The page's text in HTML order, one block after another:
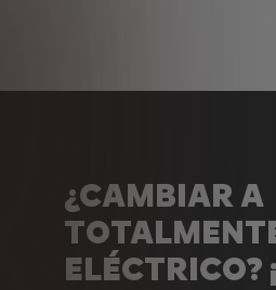
¿CAMBIAR A
ELÉCTRICO?